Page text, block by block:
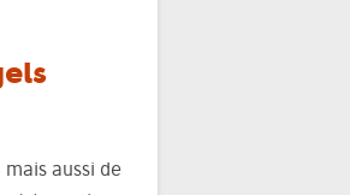
aussi de